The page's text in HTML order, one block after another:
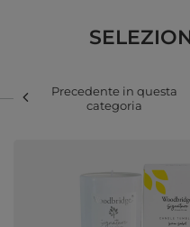
Precedente in questa
categoria